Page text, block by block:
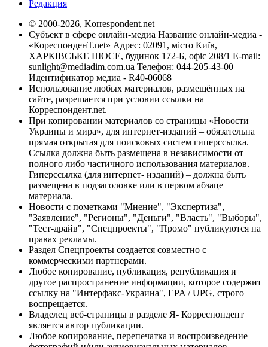
Редакция
© 2000-2026, Korrespondent.net
Субъект в сфере онлайн-медиа Название онлайн-медиа -
«КореспонденТ.net» Адрес: 02091, місто Київ,
ХАРКІВСЬКЕ ШОСЕ, будинок 172-Б, офіс 208/1 E-mail:
sunlight@mediadim.com.ua Телефон: 044-205-43-00
Идентификатор медиа - R40-06068
Использование любых материалов, размещённых на
сайте, разрешается при условии ссылки на
Корреспондент.net.
При копировании материалов со страницы «Новости
Украины и мира», для интернет-изданий – обязательна
прямая открытая для поисковых систем гиперссылка.
Ссылка должна быть размещена в независимости от
полного либо частичного использования материалов.
Гиперссылка (для интернет- изданий) – должна быть
размещена в подзаголовке или в первом абзаце
материала.
Новости с пометками "Мнение", "Экспертиза",
"Заявление", "Регионы", "Деньги", "Власть", "Выборы",
"Тест-драйв", "Спецпроекты", "Промо" публикуются на
правах рекламы.
Раздел Спецпроекты создается совместно с
коммерческими партнерами.
Любое копирование, публикация, републикация и
другое распространение информации, которое содержит
ссылку на "Интерфакс-Украина", EPA / UPG, строго
воспрещается.
Владелец веб-страницы в разделе Я- Корреспондент
является автор публикации.
Любое копирование, перепечатка и воспроизведение